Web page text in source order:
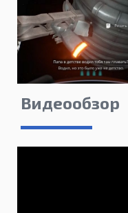
Видеообзор